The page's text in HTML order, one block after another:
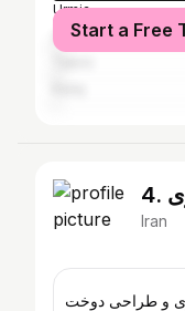
Urmia
Ahvaz
Start a Free
Iran
و طراحی دوخت